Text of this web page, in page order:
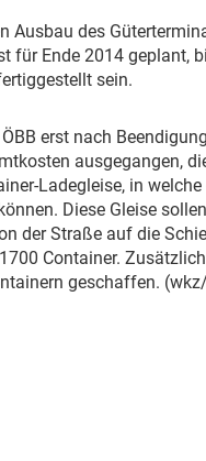
Ausbau des
für Ende 2014 geplant,
sein.
erst nach
ausgegangen,
Ladegleise, in
Diese Gleise
der Straße auf die
Container.
geschaffen.